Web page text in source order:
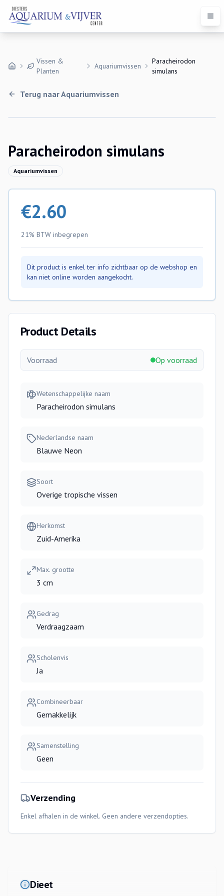
Vissen &
Planten
Aquariumvissen
Paracheirodon
simulans
Terug naarAquariumvissen
Paracheirodon simulans
Aquariumvissen
€2.60
21% BTW inbegrepen
Dit product is enkel ter info zichtbaar op de webshop en
kan niet online worden aangekocht.
Product Details
Voorraad Op voorraad
Wetenschappelijke naam
Paracheirodon simulans
Nederlandse naam
Blauwe Neon
Soort
Overige tropische vissen
Herkomst
Zuid-Amerika
Max. grootte
3 cm
Gedrag
Verdraagzaam
Scholenvis
Ja
Combineerbaar
Gemakkelijk
Samenstelling
Geen
Verzending
Enkel afhalen in de winkel. Geen andere verzendopties.
Dieet